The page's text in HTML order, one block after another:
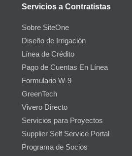
Servicios a Contratistas
Sobre SiteOne
Diseño de Irrigación
Línea de Crédito
Pago de Cuentas En Línea
Formulario W-9
GreenTech
Vivero Directo
Servicios para Proyectos
Supplier Self Service Portal
Programa de Socios